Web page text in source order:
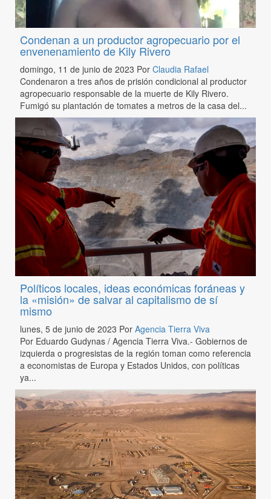
Condenan a un productor agropecuario por el
envenenamiento de Kily Rivero
domingo, 11 de junio de 2023 Por Claudia Rafael
Condenaron a tres años de prisión condicional al productor
agropecuario responsable de la muerte de Kily Rivero.
Fumigó su plantación de tomates a metros de la casa del...
Políticos locales, ideas económicas foráneas y
la «misión» de salvar al capitalismo de sí
mismo
lunes, 5 de junio de 2023 Por Agencia Tierra Viva
Por Eduardo Gudynas / Agencia Tierra Viva.- Gobiernos de
izquierda o progresistas de la región toman como referencia
a economistas de Europa y Estados Unidos, con políticas
ya...